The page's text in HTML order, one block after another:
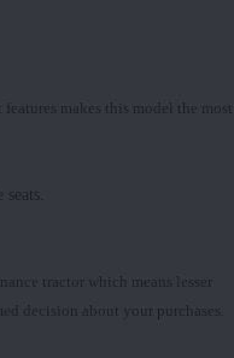
makes this model the most
tractor which means lesser
decision about your purchases.